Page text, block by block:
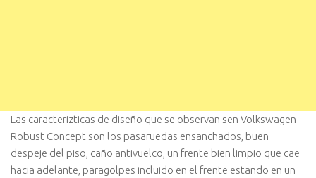
Las caracterizticas de diseño que se observan sen Volkswagen
Robust Concept son los pasaruedas ensanchados, buen
despeje del piso, caño antivuelco, un frente bien limpio que cae
hacia adelante, paragolpes incluido en el frente estando en un